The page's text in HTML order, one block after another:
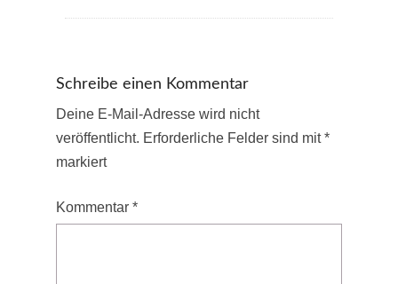
Schreibe einen Kommentar
Deine E-Mail-Adresse wird nicht
veröffentlicht. Erforderliche Felder sind mit*
markiert
Kommentar *